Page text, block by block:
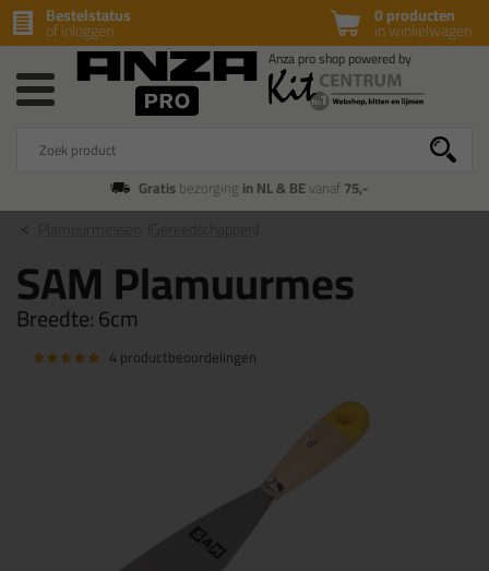
0 producten
in winkelwagen
Bestelstatus
of inloggen
Gratisbezorging in NL & BEvanaf75,-
SAM Plamuurmes
Breedte:6cm
4 productbeoordelingen